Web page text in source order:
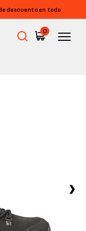
descuento en todo
0